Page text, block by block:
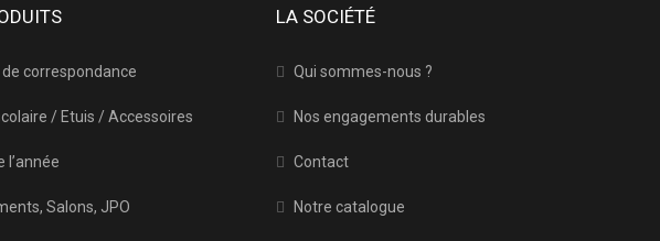
correspondance
/ Etuis / Accessoires
l’année
Salons, JPO
LA SOCIÉTÉ
Qui sommes-nous ?
Nos engagements durables
Contact
Notre catalogue